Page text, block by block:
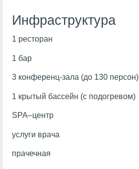
Инфраструктура
1 ресторан
1 бар
3 конференц-зала (до 130 персон)
1 крытый бассейн (с подогревом)
SPA–центр
услуги врача
прачечная